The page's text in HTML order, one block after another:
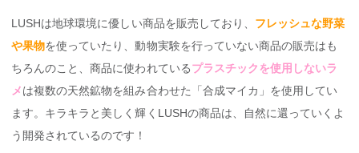
LUSHは地球環境に優しい商品を販売しており、 フレッシュな野菜
や果物を使っていたり、動物実験を行っていない商品の販売はも
ちろんのこと、商品に使われているプラスチックを使用しないラ
メは複数の天然鉱物を組み合わせた「合成マイカ」を使用してい
ます。キラキラと美しく輝くLUSHの商品は、自然に還っていくよ
う開発されているのです！